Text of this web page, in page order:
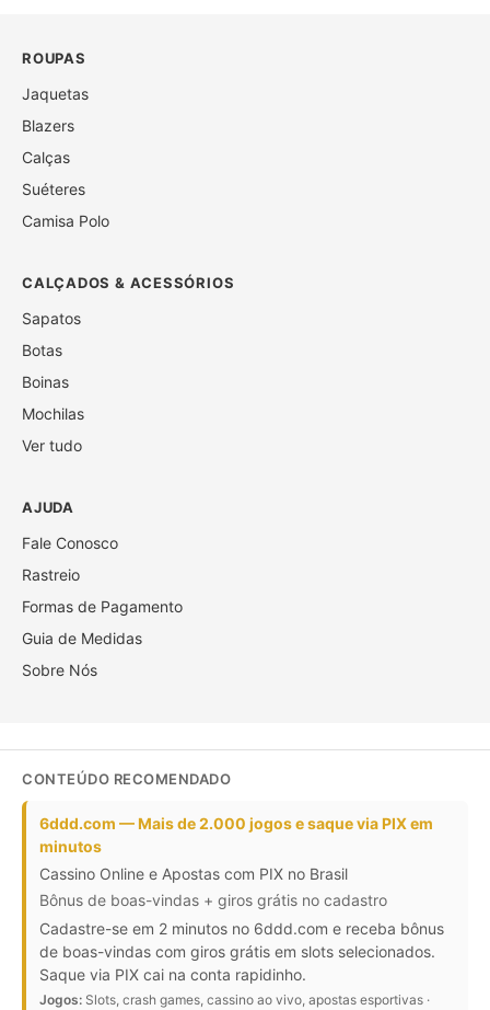
ROUPAS
Jaquetas
Blazers
Calças
Suéteres
Camisa Polo
CALÇADOS & ACESSÓRIOS
Sapatos
Botas
Boinas
Mochilas
Ver tudo
AJUDA
Fale Conosco
Rastreio
Formas de Pagamento
Guia de Medidas
Sobre Nós
CONTEÚDO RECOMENDADO
6ddd.com — Mais de 2.000 jogos e saque via PIX em
minutos
Cassino Online e Apostas com PIX no Brasil
Bônus de boas-vindas + giros grátis no cadastro
Cadastre-se em 2 minutos no 6ddd.com e receba bônus
de boas-vindas com giros grátis em slots selecionados.
Saque via PIX cai na conta rapidinho.
Jogos: Slots, crash games, cassino ao vivo, apostas esportivas ·